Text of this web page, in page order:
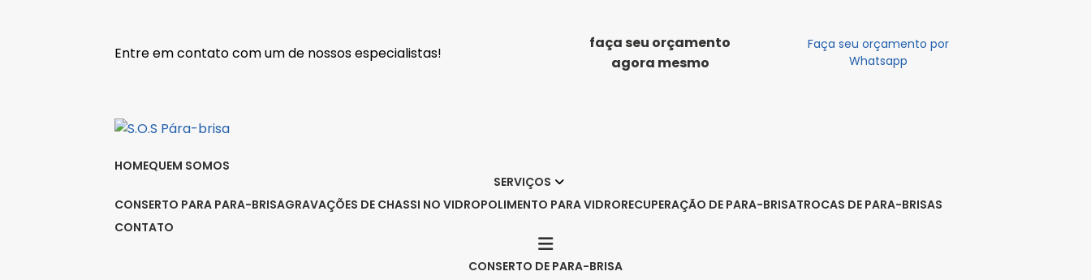
Entre em contato com um de nossos especialistas!
faça seu orçamento
agora mesmo
Faça seu orçamento por
Whatsapp
HOME
QUEM SOMOS
SERVIÇOS
CONSERTO PARA PARA-BRISA
GRAVAÇÕES DE CHASSI NO VIDRO POLIMENTO PARA VIDRO RECUPERAÇÃO DE PARA-BRISA TROCAS DE PARA-BRISAS
CONTATO
CONSERTO DE PARA-BRISA